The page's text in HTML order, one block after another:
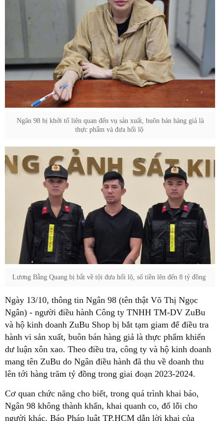
Ngân 98 bị khởi tố liên quan đến vụ sản xuất, buôn bán hàng giả là
thực phẩm và đưa hối lộ
Lương Bằng Quang bị bắt về tội đưa hối lộ, số tiền lên đến 8 tỷ đồng
Ngày 13/10, thông tin Ngân 98 (tên thật Võ Thị Ngọc
Ngân) - người điều hành Công ty TNHH TM-DV ZuBu
và hộ kinh doanh ZuBu Shop bị bắt tạm giam để điều tra
hành vi sản xuất, buôn bán hàng giả là thực phẩm khiến
dư luận xôn xao. Theo điều tra, công ty và hộ kinh doanh
mang tên ZuBu do Ngân điều hành đã thu về doanh thu
lên tới hàng trăm tỷ đồng trong giai đoạn 2023-2024.
Cơ quan chức năng cho biết, trong quá trình khai báo,
Ngân 98 không thành khẩn, khai quanh co, đổ lỗi cho
người khác. Báo Pháp luật TP.HCM dẫn lời khai của